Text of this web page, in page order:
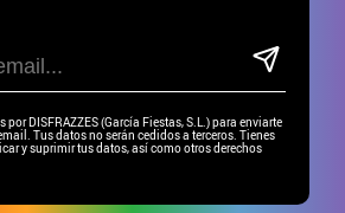
DISFRAZZES (García Fiestas, S.L.) para enviarte
Tus datos no serán cedidos a terceros. Tienes
y suprimir tus datos, así como otros derechos